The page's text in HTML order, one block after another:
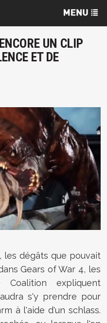
UN CLIP
ET DE
les dégâts que pouvait
Gears of War 4, les
expliquent
s'y prendre pour
à l'aide d'un schlass.